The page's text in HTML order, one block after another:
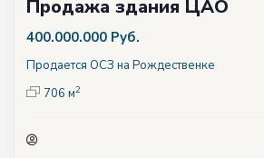
Продажа здания ЦАО
400.000.000 Руб.
Продается ОСЗ на Рождественке
706 м2